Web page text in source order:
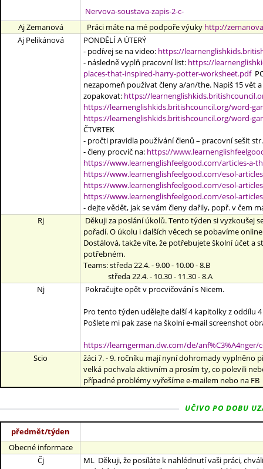
Nervova-soustava-zapis-2-c-
Aj Zemanová
Práci máte na mé podpoře výuky http://
Aj Pelikánová
PONDĚLÍ A ÚTERÝ
- podívej se na video: https://
- následně vyplň pracovní list: https://
places-that-inspired-harry-potter-worksheet.pdf
nezapomeň používat členy a/an/the. Napiš 15 vět
zopakovat: https://
https://learnenglishkids.britishcouncil.org/word-
https://learnenglishkids.britishcouncil.org/word-
ČTVRTEK
- pročti pravidla používání členů – pracovní sešit
- členy procvič na: https://
https://www.learnenglishfeelgood.com/articles-a-
https://www.learnenglishfeelgood.com/esol-
https://www.learnenglishfeelgood.com/esol-
https://www.learnenglishfeelgood.com/esol-
- dejte vědět, jak se vám členy dařily, popř. v čem
Rj
Děkuji za poslání úkolů. Tento týden si vyzkoušej
pořadí. O úkolu i dalších věcech se pobavíme
Dostálová, takže víte, že potřebujete školní účet a
potřebném.
Teams: středa 22.4. - 9.00 - 10.00 - 8.B
středa 22.4. - 10.30 - 11.30 - 8.A
Nj
Pokračujte opět v procvičování s Nicem.
Pro tento týden udělejte další 4 kapitolky z oddílu
Pošlete mi pak zase na školní e-mail screenshot
https://learngerman.dw.com/de/anf%C3%A4nger/
Scio
žáci 7. - 9. ročníku mají nyní dohromady vyplněno
velká pochvala aktivním a prosím ty, co polevili
případné problémy vyřešíme e-mailem nebo na FB
UČIVO PO DOBU
předmět/týden
Obecné informace
Čj
ML Děkuji, že posíláte k nahlédnutí vaši práci,